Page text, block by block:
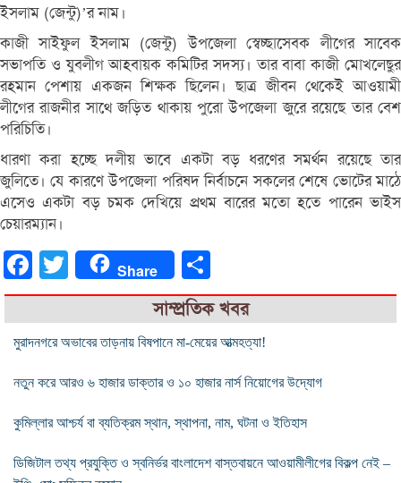
ইসলাম (জেন্টু)’র নাম।
কাজী সাইফুল ইসলাম (জেন্টু) উপজেলা স্বেচ্ছাসেবক লীগের সাবেক
সভাপতি ও যুবলীগ আহবায়ক কমিটির সদস্য। তার বাবা কাজী মোখলেছুর
রহমান পেশায় একজন শিক্ষক ছিলেন। ছাত্র জীবন থেকেই আওয়ামী
লীগের রাজনীর সাথে জড়িত থাকায় পুরো উপজেলা জুরে রয়েছে তার বেশ
পরিচিতি।
ধারণা করা হচ্ছে দলীয় ভাবে একটা বড় ধরণের সমর্থন রয়েছে তার
জুলিতে। যে কারণে উপজেলা পরিষদ নির্বাচনে সকলের শেষে ভোটের মাঠে
এসেও একটা বড় চমক দেখিয়ে প্রথম বারের মতো হতে পারেন ভাইস
চেয়ারম্যান।
FacebookTwitter Share
সাম্প্রতিক খবর
মুরাদনগরে অভাবের তাড়নায় বিষপানে মা-মেয়ের আত্মহত্যা!
নতুন করে আরও ৬ হাজার ডাক্তার ও ১০ হাজার নার্স নিয়োগের উদ্যোগ
কুমিল্লার আশ্চর্য বা ব্যতিক্রম স্থান, স্থাপনা, নাম, ঘটনা ও ইতিহাস
ডিজিটাল তথ্য প্রযুক্তি ও স্বনির্ভর বাংলাদেশ বাস্তবায়নে আওয়ামীলীগের বিকল্প নেই –